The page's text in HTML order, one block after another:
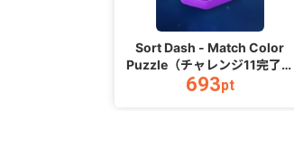
Sort Dash - Match Color
Puzzle（チャレンジ11完了）
（iOS）
693pt